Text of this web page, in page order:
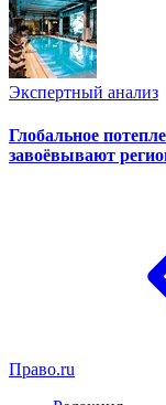
Экспертный анализ
Глобальное
завоёвывают
Право.ru